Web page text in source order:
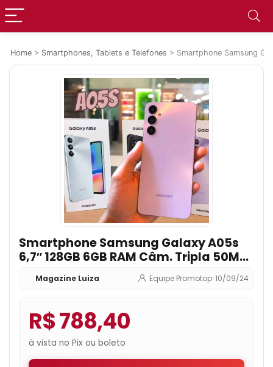
Home > Smartphones, Tablets e Telefones > Smartphone Samsung
Smartphone Samsung Galaxy A05s
6,7″ 128GB 6GB RAM Câm. Tripla 50MP
+ Selfie 8MP Bateria 5000mAh Dual
ChipMagazine Luiza Equipe Promotop•10/09/24
R$ 788,40
à vista no Pix ou boleto